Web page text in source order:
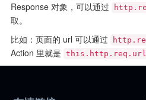
Response 对象，可以通过
取。
比如：页面的 url 可以通过
Action 里就是 this.http.req.url